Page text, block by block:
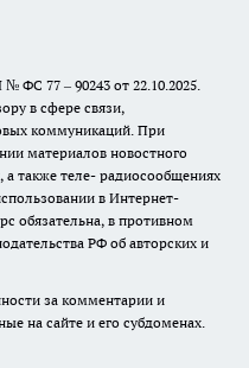
ФС 77 – 90243 от 22.10.2025.
в сфере связи,
коммуникаций. При
материалов новостного
а также теле- радиосообщениях
в Интернет-
обязательна, в противном
РФ об авторских и
за комментарии и
на сайте и его субдоменах.